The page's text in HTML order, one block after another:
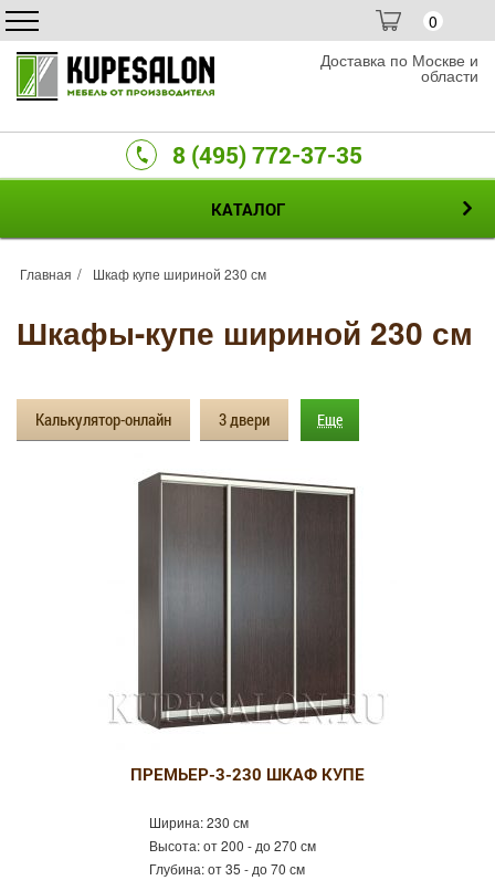
0
Доставка по Москве и
области
8 (495) 772-37-35
КАТАЛОГ
Главная Шкаф купе шириной 230 см
Шкафы-купе шириной 230 см
Калькулятор-онлайн 3 двери
Зеркальные
Еще
ПРЕМЬЕР-3-230 ШКАФ КУПЕ
Ширина:230 см
Высота:от 200 - до 270 см
Глубина:от 35 - до 70 см